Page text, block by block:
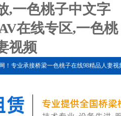
,一色桃子中文字
在线专区,一色桃
视频
业承接桥梁一色桃子在线98精品人妻视频